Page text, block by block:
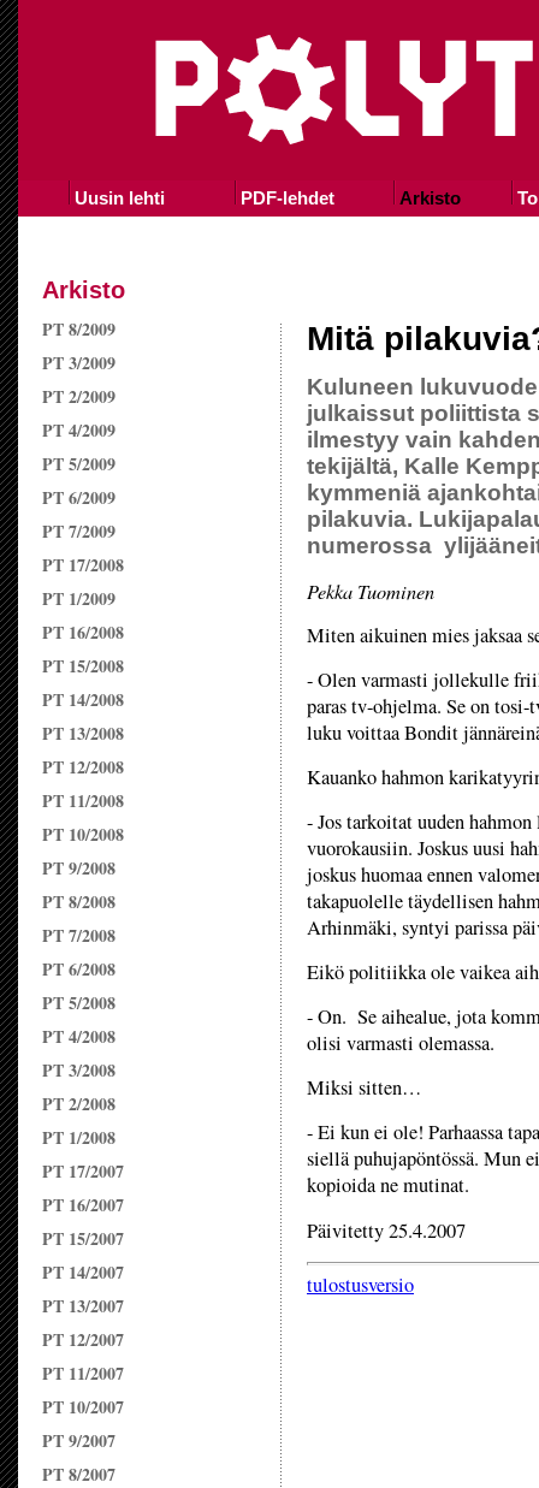
Uusin lehti PDF-lehdet Arkisto
Arkisto
PT 8/2009
PT 3/2009
PT 2/2009
PT 4/2009
PT 5/2009
PT 6/2009
PT 7/2009
PT 17/2008
PT 1/2009
PT 16/2008
PT 15/2008
PT 14/2008
PT 13/2008
PT 12/2008
PT 11/2008
PT 10/2008
PT 9/2008
PT 8/2008
PT 7/2008
PT 6/2008
PT 5/2008
PT 4/2008
PT 3/2008
PT 2/2008
PT 1/2008
PT 17/2007
PT 16/2007
PT 15/2007
PT 14/2007
PT 13/2007
PT 12/2007
PT 11/2007
PT 10/2007
PT 9/2007
PT 8/2007
Mitä
Kuluneen
julkaissut poliittista
ilmestyy vain
tekijältä, Kalle
kymmeniä
pilakuvia.
numerossa
Pekka Tuominen
Miten aikuinen mies jaksaa
- Olen varmasti jollekulle
paras tv-ohjelma. Se on
luku voittaa Bondit
Kauanko hahmon
- Jos tarkoitat uuden
vuorokausiin. Joskus uusi
joskus huomaa ennen
takapuolelle täydellisen
Arhinmäki, syntyi parissa
Eikö politiikka ole vaikea
- On. Se aihealue, jota
olisi varmasti olemassa.
Miksi sitten…
- Ei kun ei ole! Parhaassa
siellä puhujapöntössä. Mun
kopioida ne mutinat.
Päivitetty 25.4.2007
tulostusversio